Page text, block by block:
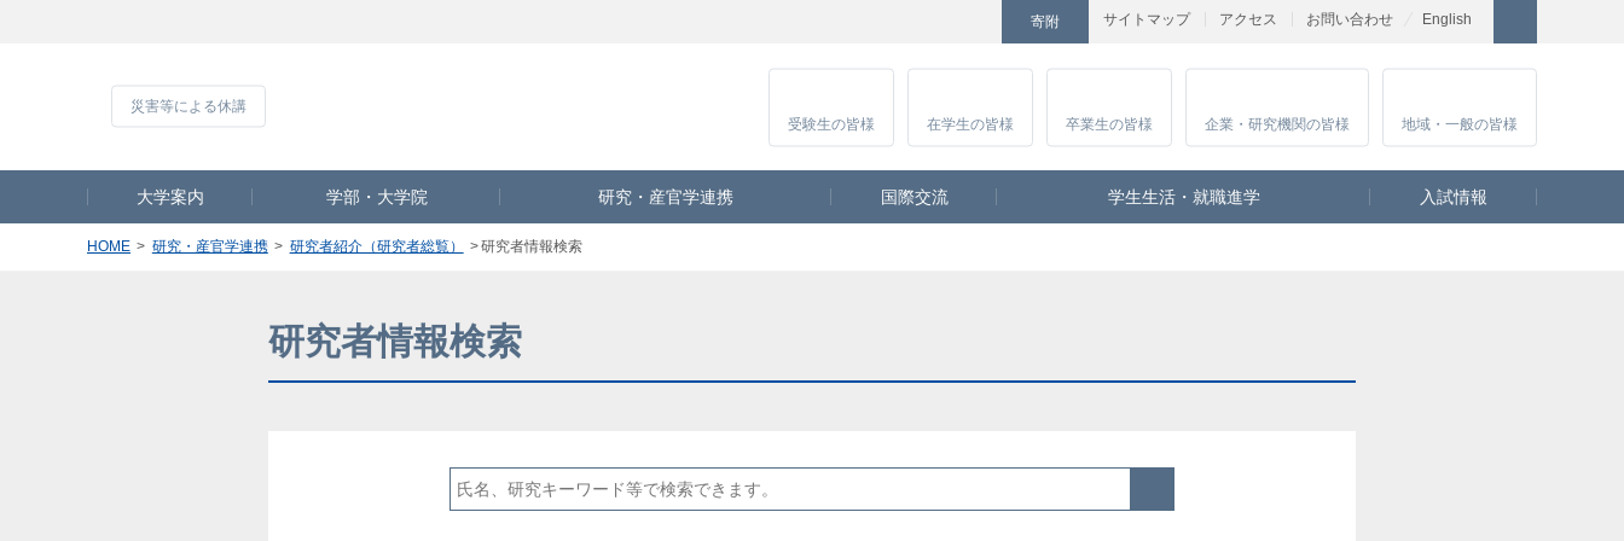
サイトマップ アクセス お問い合わせ
寄附 English
Instagram
受験生の皆様 在学生の皆様 卒業生の皆様 企業・研究機関の皆様 地域・一般の皆様
大学案内 学部・大学院 研究・産官学連携 国際交流 学生生活・就職進学 入試情報
HOME 研究・産官学連携 研究者紹介（研究者総覧） 研究者情報検索
研究者情報検索